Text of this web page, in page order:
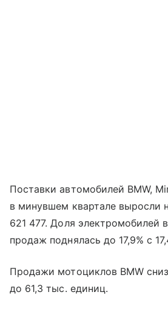
Поставки автомобилей BMW,
в минувшем квартале выросли
621 477. Доля электромобилей
продаж поднялась до 17,9% с
Продажи мотоциклов BMW
до 61,3 тыс. единиц.